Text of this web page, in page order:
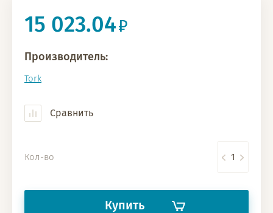
15 023.04
Производитель:
Tork
Сравнить
Кол-во
Купить